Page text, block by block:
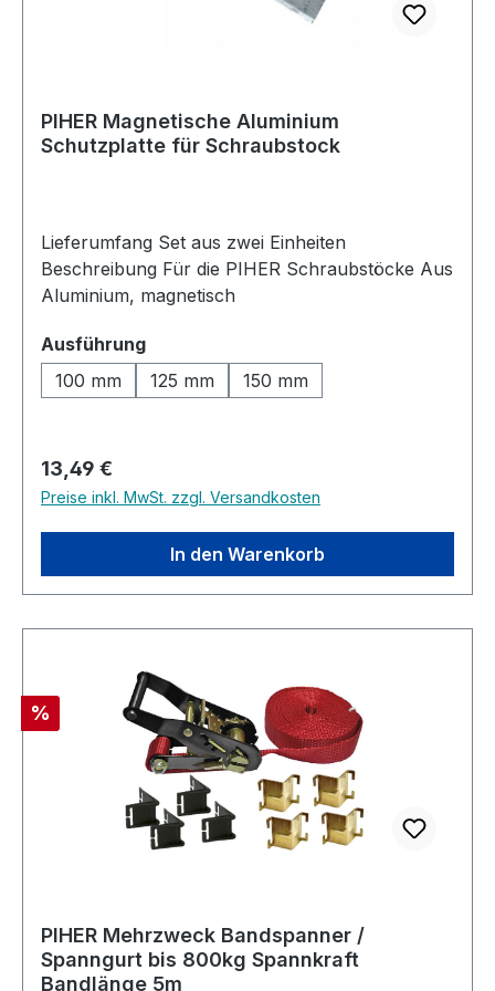
PIHER Magnetische Aluminium
Schutzplatte für Schraubstock
Lieferumfang Set aus zwei Einheiten
Beschreibung Für die PIHER Schraubstöcke Aus
Aluminium, magnetisch
Ausführungauswählen
100 mm
125 mm 150 mm
Regulärer Preis:
13,49 €
Preise inkl. MwSt. zzgl. Versandkosten
In den Warenkorb
Rabatt
%
PIHER Mehrzweck Bandspanner /
Spanngurt bis 800kg Spannkraft
Bandlänge 5m